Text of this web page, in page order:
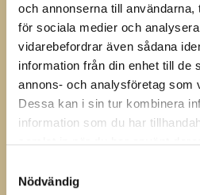
och annonserna till användarna,
för sociala medier och
vidarebefordrar även sådana
information från din enhet till de
annons- och analysföretag som
Dessa kan i sin tur kombinera
information som du har
samlat in när du har använt
Nödvändig
Prenumerera på
* ” anger obligatoriska fält
Förnamn
E-